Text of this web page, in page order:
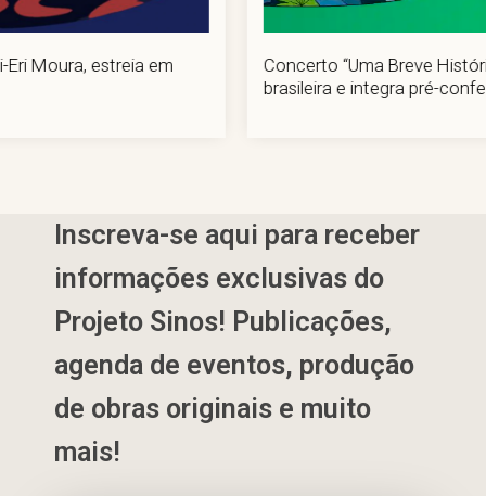
Concerto “Uma Breve História do Choro” celebra tradição
brasileira e integra pré-conferência da Wasbe Rio 2026
Inscreva-se aqui para receber
informações exclusivas do
Projeto Sinos! Publicações,
agenda de eventos, produção
de obras originais e muito
mais!